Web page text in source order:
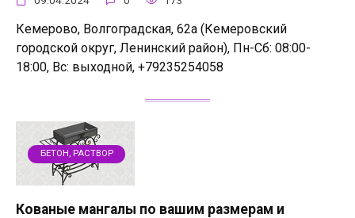
Кемерово, Волгоградская, 62а (Кемеровский
городской округ, Ленинский район), Пн-Сб: 08:00-
18:00, Вс: выходной, +79235254058
БЕТОН, РАСТВОР
Кованые мангалы по вашим размерам и